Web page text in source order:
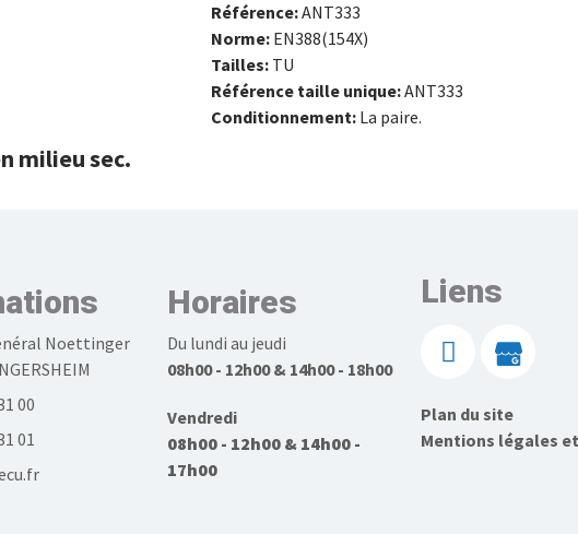
Référence:ANT333
Norme: EN388(154X)
Tailles: TU
Référence taille unique:ANT333
Conditionnement: La paire.
milieu sec.
Noettinger
00
01
Horaires
Du lundi au jeudi
08h00 - 12h00 & 14h00 - 18h00
Vendredi
08h00 - 12h00 & 14h00 -
17h00
Liens
Plan du site
Mentions légales